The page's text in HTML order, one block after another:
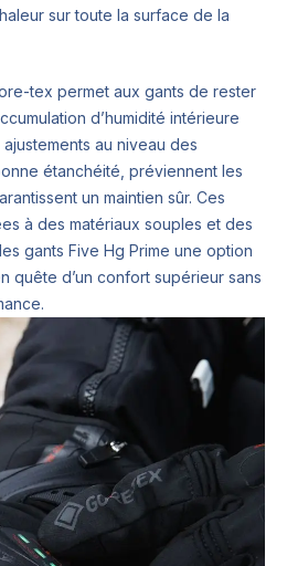
sur toute la surface de la
tex permet aux gants de rester
d’humidité intérieure
au niveau des
étanchéité, préviennent les
un maintien sûr. Ces
à des matériaux souples et des
gants Five Hg Prime une option
quête d’un confort supérieur sans